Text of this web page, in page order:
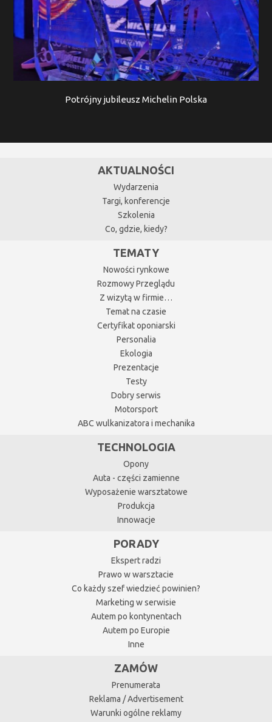
Potrójny jubileusz Michelin Polska
AKTUALNOŚCI
Wydarzenia
Targi, konferencje
Szkolenia
Co, gdzie, kiedy?
TEMATY
Nowości rynkowe
Rozmowy Przeglądu
Z wizytą w firmie…
Temat na czasie
Certyfikat oponiarski
Personalia
Ekologia
Prezentacje
Testy
Dobry serwis
Motorsport
ABC wulkanizatora i mechanika
TECHNOLOGIA
Opony
Auta - części zamienne
Wyposażenie warsztatowe
Produkcja
Innowacje
PORADY
Ekspert radzi
Prawo w warsztacie
Co każdy szef wiedzieć powinien?
Marketing w serwisie
Autem po kontynentach
Autem po Europie
Inne
ZAMÓW
Prenumerata
Reklama / Advertisement
Warunki ogólne reklamy